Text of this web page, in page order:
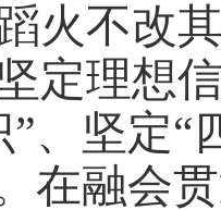
火不改
定理想
、坚定“
在融会